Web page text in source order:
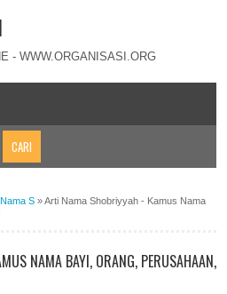
- WWW.ORGANISASI.ORG
S »Arti Nama Shobriyyah - Kamus Nama
NAMA BAYI, ORANG, PERUSAHAAN,